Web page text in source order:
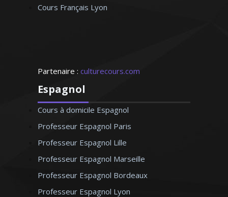
Cours Français Lyon
Partenaire : culturecours.com
Espagnol
Cours à domicile Espagnol
Professeur Espagnol Paris
Professeur Espagnol Lille
Professeur Espagnol Marseille
Professeur Espagnol Bordeaux
Professeur Espagnol Lyon